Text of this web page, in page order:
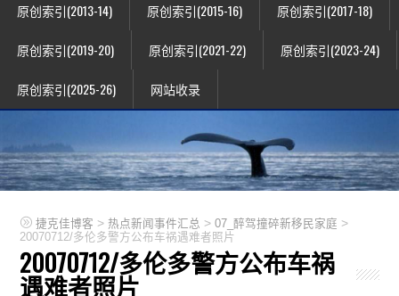
原创索引(2013-14) 原创索引(2015-16) 原创索引(2017-18)
原创索引(2019-20) 原创索引(2021-22) 原创索引(2023-24)
原创索引(2025-26) 网站收录
捷克佳博客 > 热点新闻事件汇总 >07_醉驾撞碎新移民家庭 >
20070712/多伦多警方公布车祸遇难者照片
20070712/多伦多警方公布车祸
遇难者照片